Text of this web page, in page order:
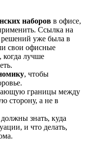
наборов в офисе,
Ссылка на
решений уже была в
свои офисные
когда лучше
, чтобы
границы между
сторону, а не в
знать, куда
и что делать,